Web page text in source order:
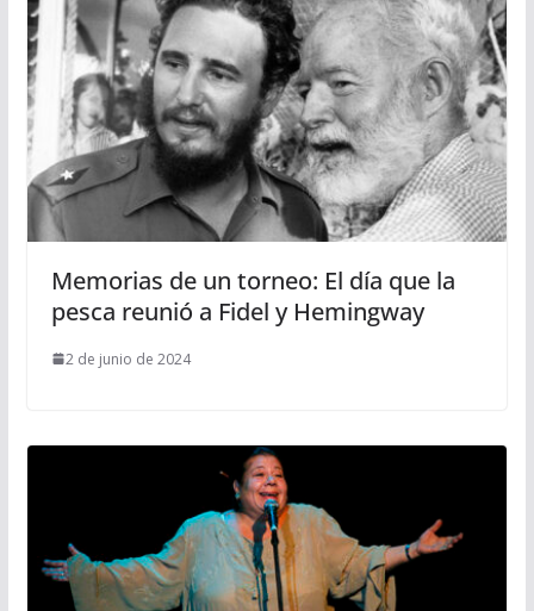
Memorias de un torneo: El día que la
pesca reunió a Fidel y Hemingway
2 de junio de 2024